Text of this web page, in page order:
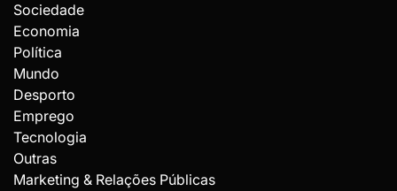
Sociedade
Economia
Política
Mundo
Desporto
Emprego
Tecnologia
Outras
Marketing & Relações Públicas